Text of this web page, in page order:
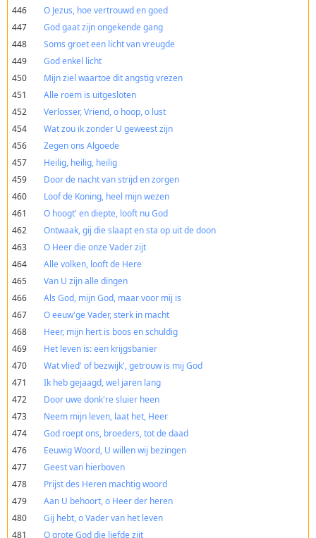
446
O Jezus, hoe vertrouwd en goed
447
God gaat zijn ongekende gang
448
Soms groet een licht van vreugde
449
God enkel licht
450
Mijn ziel waartoe dit angstig vrezen
451
Alle roem is uitgesloten
452
Verlosser, Vriend, o hoop, o lust
454
Wat zou ik zonder U geweest zijn
456
Zegen ons Algoede
457
Heilig, heilig, heilig
459
Door de nacht van strijd en zorgen
460
Loof de Koning, heel mijn wezen
461
O hoogt' en diepte, looft nu God
462
Ontwaak, gij die slaapt en sta op uit de doon
463
O Heer die onze Vader zijt
464
Alle volken, looft de Here
465
Van U zijn alle dingen
466
Als God, mijn God, maar voor mij is
467
O eeuw'ge Vader, sterk in macht
468
Heer, mijn hert is boos en schuldig
469
Het leven is: een krijgsbanier
470
Wat vlied' of bezwijk', getrouw is mij God
471
Ik heb gejaagd, wel jaren lang
472
Door uwe donk're sluier heen
473
Neem mijn leven, laat het, Heer
474
God roept ons, broeders, tot de daad
476
Eeuwig Woord, U willen wij bezingen
477
Geest van hierboven
478
Prijst des Heren machtig woord
479
Aan U behoort, o Heer der heren
480
Gij hebt, o Vader van het leven
481
O grote God die liefde zijt